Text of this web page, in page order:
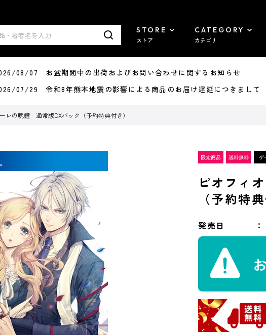
STORE
ストア
CATEGORY
カテゴリ
08/07 お盆期間中の出荷およびお問い合わせに関するお知らせ
07/29 令和8年熊本地震の影響による商品のお届け遅延につきまして
レの晩鐘 通常版DXパック（予約特典付き）
ピオフィ
（予約特
発売日